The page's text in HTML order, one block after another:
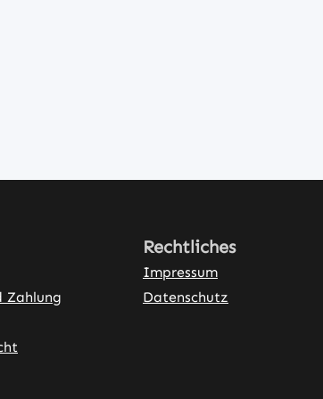
Zahlung
Rechtliches
Impressum
Datenschutz